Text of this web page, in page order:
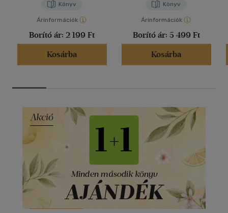
Könyv
Árinformációk
Borító ár: 2 199 Ft
Kosárba
Könyv
Árinformációk
Borító ár: 5 499 Ft
Kosárba